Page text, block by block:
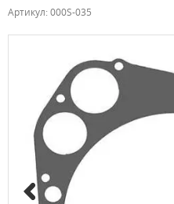
Артикул: 000S-035